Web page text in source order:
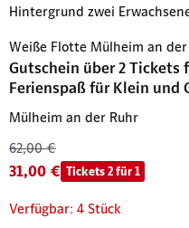
Weiße Flotte Mülheim an
Gutschein über 2 Tickets
Ferienspaß für Klein und
Mülheim an der Ruhr
62,00 €
31,00 € Tickets 2 für 1
Verfügbar: 4 Stück